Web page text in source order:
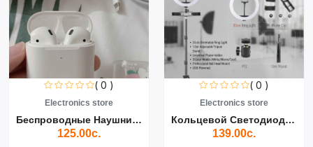
( 0 )
Electronics store
Беспроводные Наушники Air...
125.00с.
( 0 )
Electronics store
Кольцевой Светодиодный Св...
139.00с.